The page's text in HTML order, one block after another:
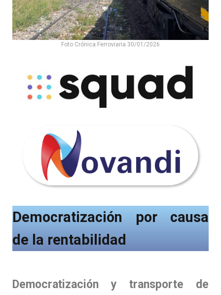
Foto Crónica Ferroviaria 30/01/2026
Democratización por causa
de la rentabilidad
Democratización y transporte de